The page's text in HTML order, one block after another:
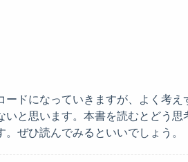
ドになっていきますが、よく考え
と思います。本書を読むとどう思
ぜひ読んでみるといいでしょう。